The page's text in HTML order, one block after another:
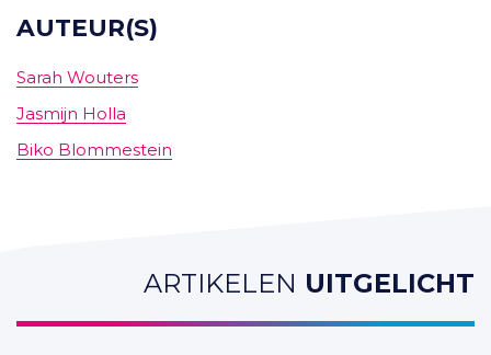
AUTEUR(S)
Sarah Wouters
Jasmijn Holla
Biko Blommestein
ARTIKELEN UITGELICHT